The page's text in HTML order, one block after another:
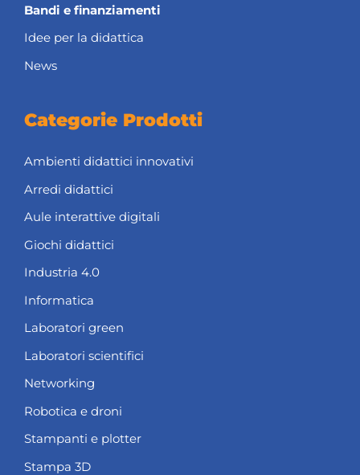
Bandi e finanziamenti
Idee per la didattica
News
Categorie Prodotti
Ambienti didattici innovativi
Arredi didattici
Aule interattive digitali
Giochi didattici
Industria 4.0
Informatica
Laboratori green
Laboratori scientifici
Networking
Robotica e droni
Stampanti e plotter
Stampa 3D